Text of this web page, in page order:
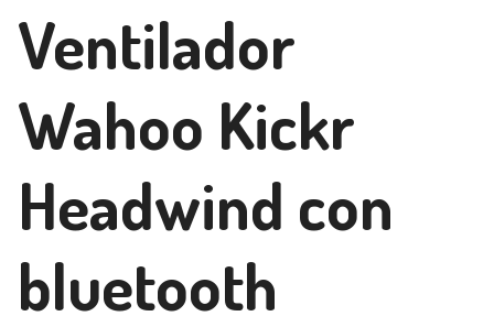
Ventilador
Wahoo Kickr
Headwind con
bluetooth